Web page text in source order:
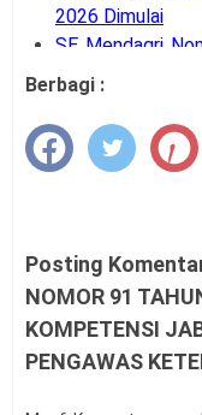
2026 Dimulai
SE Mendagri
Kode Rekening
Panduan
Versi 2027
Latihan Soal
Kalender
Kalender
Tahapan dan
Buku Saku
Berbagi :
Posting
NOMOR 91
KOMPETENSI
PENGAWAS